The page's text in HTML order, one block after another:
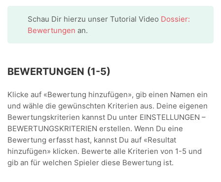
Schau Dir hierzu unser Tutorial Video Dossier:
Bewertungen an.
BEWERTUNGEN (1-5)
Klicke auf «Bewertung hinzufügen», gib einen Namen ein
und wähle die gewünschten Kriterien aus. Deine eigenen
Bewertungskriterien kannst Du unter EINSTELLUNGEN –
BEWERTUNGSKRITERIEN erstellen. Wenn Du eine
Bewertung erfasst hast, kannst Du auf «Resultat
hinzufügen» klicken. Bewerte alle Kriterien von 1-5 und
gib an für welchen Spieler diese Bewertung ist.